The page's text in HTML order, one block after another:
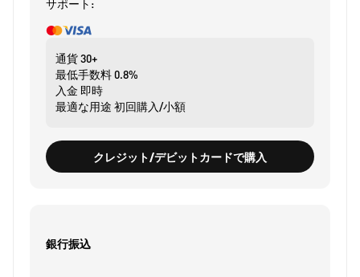
サポート:
通貨30+
最低手数料0.8%
入金 即時
最適な用途 初回購入/小額
クレジット/デビットカードで購入
銀行振込